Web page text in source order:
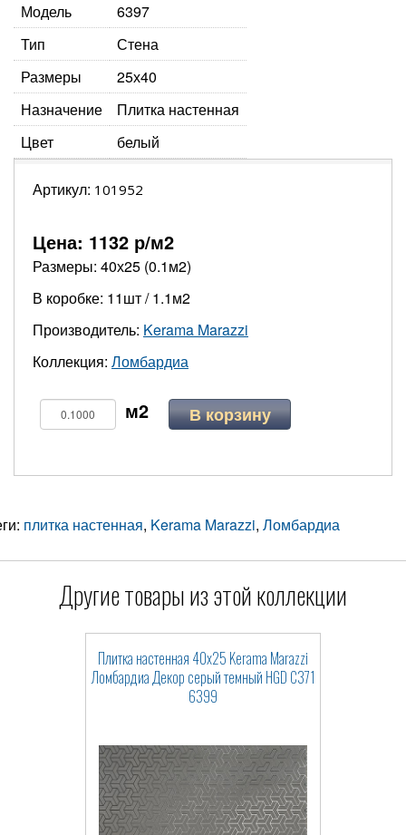
Модель
6397
Тип
Стена
Размеры
25х40
Назначение
Плитка настенная
Цвет
белый
Артикул: 101952
Цена: 1132 р/м2
Размеры: 40х25 (0.1м2)
В коробке: 11шт / 1.1м2
Производитель: Kerama Marazzi
Коллекция: Ломбардиа
В корзину
плитка настенная, Kerama Marazzi, Ломбардиа
Другие товары из этой коллекции
Плитка настенная 40x25 Kerama Marazzi
Ломбардиа Декор серый темный HGD C371
6399